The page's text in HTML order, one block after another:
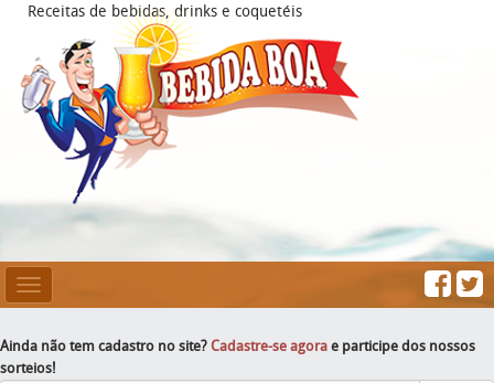
Receitas de bebidas, drinks e coquetéis
Mesclar
Navegação
Ainda não tem cadastro no site? Cadastre-se agora e participe dos nossos
sorteios!